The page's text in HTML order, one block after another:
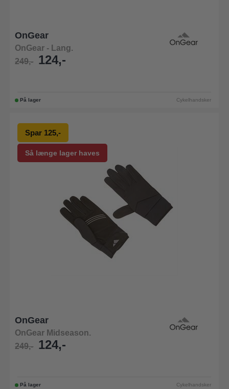
OnGear
OnGear - Lang.
249,-
124,-
På lager Cykelhandsker
Så længe lager haves
Spar 125,-
OnGear
OnGear Midseason.
249,-
124,-
På lager Cykelhandsker